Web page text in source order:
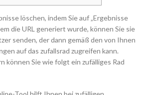
löschen, indem Sie auf „Ergebnisse
die URL generiert wurde, können Sie sie
senden, der dann gemäß den von Ihnen
auf das zufallsrad zugreifen kann.
können Sie wie folgt ein zufälliges Rad